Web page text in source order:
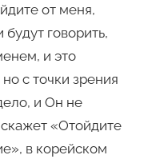
от меня,
говорить,
и это
с точки зрения
и Он не
скажет «Отойдите
в корейском